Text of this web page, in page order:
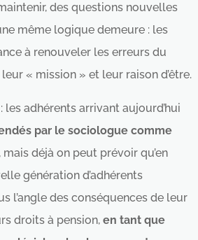
des questions nouvelles
même logique demeure : les
à renouveler les erreurs du
« mission » et leur raison d’être.
les adhérents arrivant aujourd’hui
par le sociologue comme
mais déjà on peut prévoir qu’en
génération d’adhérents
l’angle des conséquences de leur
droits à pension, en tant que